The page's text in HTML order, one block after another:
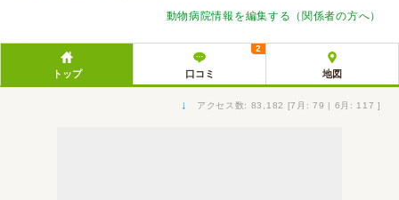
動物病院情報を編集する（関係者の方へ）
トップ 口コミ
2
地図
↓ アクセス数: 83,182 [7月: 79 | 6月: 117 ]